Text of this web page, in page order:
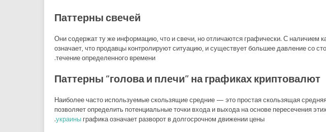
Паттерны свечей
Они содержат ту же информацию, что и свечи, но отличаются графически. С наличием
означает, что продавцы контролируют ситуацию, и существует большее давление со
течение определенного времени.
Паттерны “голова и плечи” на графиках криптовалют
Наиболее часто используемые скользящие средние — это простая скользящая
позволяет определить потенциальные точки входа и выхода на основе пересечения
украиныграфика означает разворот в долгосрочном движении цены.